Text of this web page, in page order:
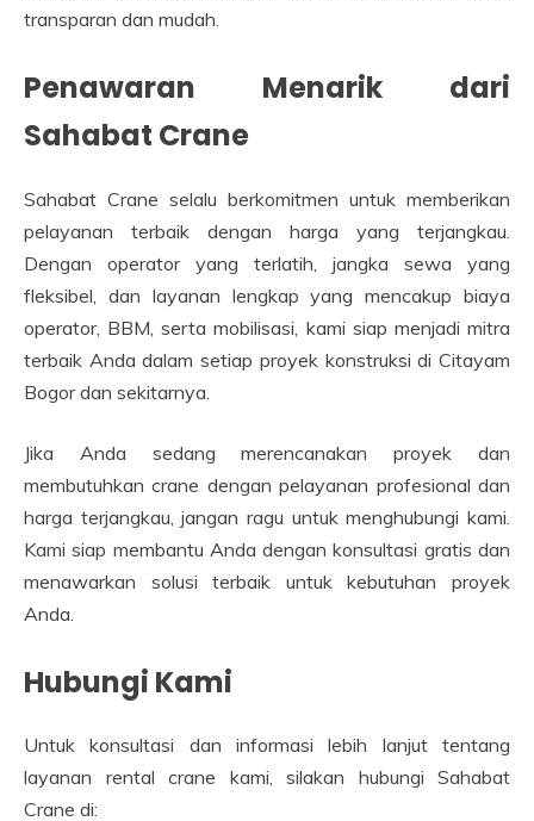
transparan dan mudah.
Penawaran Menarik dari
Sahabat Crane
Sahabat Crane selalu berkomitmen untuk memberikan
pelayanan terbaik dengan harga yang terjangkau.
Dengan operator yang terlatih, jangka sewa yang
fleksibel, dan layanan lengkap yang mencakup biaya
operator, BBM, serta mobilisasi, kami siap menjadi mitra
terbaik Anda dalam setiap proyek konstruksi di Citayam
Bogor dan sekitarnya.
Jika Anda sedang merencanakan proyek dan
membutuhkan crane dengan pelayanan profesional dan
harga terjangkau, jangan ragu untuk menghubungi kami.
Kami siap membantu Anda dengan konsultasi gratis dan
menawarkan solusi terbaik untuk kebutuhan proyek
Anda.
Hubungi Kami
Untuk konsultasi dan informasi lebih lanjut tentang
layanan rental crane kami, silakan hubungi Sahabat
Crane di: